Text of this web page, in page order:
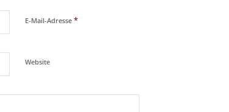
E-Mail-Adresse*
Website